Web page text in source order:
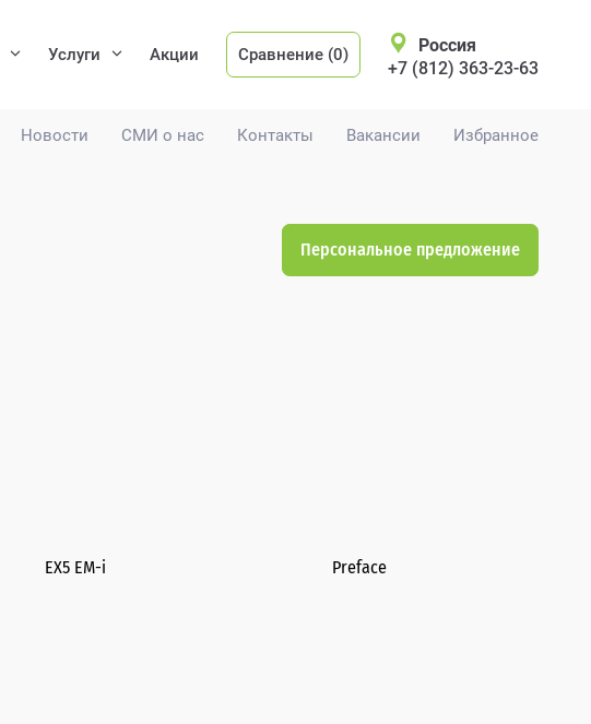
Новости СМИ о нас Контакты Вакансии Избранное
Услуги Акции Сравнение (0)
Россия
+7 (812) 363-23-63
Персональное предложение
EX5 EM-i Preface